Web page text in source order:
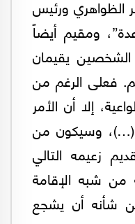
الظواهري ورئيس
ومقيم أيضاً
يقيمان
فعلى الرغم من
إلا أن الأمر
(…)، وسيكون من
زعيمه التالي
من شبه الإقامة
شأنه أن يشجع